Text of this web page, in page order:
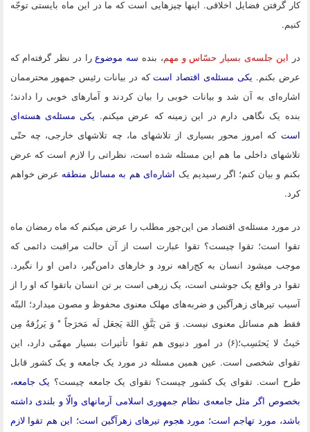
کار گرفتن فضایل اخلاقى. اینها چیزهایى است که ما در این ماه بایستى توجّه
کنیم.
در این جلسه‌ى بسیار حسّاس و مهم، بنده سه موضوعرا در نظر گرفته‌ام که
عرض بکنم. یکى مسئله‌ى اقتصاد استکه در بیانات رئیس جمهور محترممان
اشاره‌اى به آن شد و بیانات خوبى را بیان کردند و آمارهاى خوبى را دادند؛
بنده یک نگاهى دارم در این زمینه که عرض میکنم. یکى مسئله‌ى هسته‌اى
است که امروز محور بسیارى از تلاشهاى ما، چه تلاشهاى خارجى، چه حتّى
تلاشهاى داخلى ما هم این مسئله شده است، نظراتى را لازم است که عرض
بکنم و بیان کنم؛ اگر رسیدیم یک اشاره‌اى هم به مسائل منطقه عرض خواهم
کرد.
در مورد مسئله‌ى اقتصاد من این‌جور مطلب را عرض میکنم که ماه رمضان ماه
تقوا است؛ تقوا چیست؟ تقوا عبارت است از آن حالت مراقبت دائمى که
موجب میشود انسان به کج‌راهه نرود و خارهاى دامن‌گیر، دامن او را نگیرد.
تقوا در واقع یک جوشنى است، یک زرهى است بر تن انسان باتقوا که او را از
آسیب تیرهاى زهرآگین و ضربه‌هاى مهلک معنوى محفوظ و مصون میدارد؛ البتّه
فقط هم مسائل معنوى نیست. وَ مَن یَتَّقِ اللهَ یَجعَل لَه مَخرَجاً * وَ یَرزُقهُ مِن
حَیثُ لا یَحتَسِب؛(۶) در امور دنیوى هم تقوا تأثیرات بسیار مهمّى دارد، این
تقواى شخصى است. عین همین مسئله در مورد یک جامعه و یک کشور قابل
طرح است. تقواى یک کشور چیست؟ تقواى یک جامعه چیست؟ یک جامعه،
بخصوص اگر مثل جامعه‌ى نظام جمهورى اسلامى آرمانهاى والّا و بلندى داشته
باشد، مورد تهاجم است؛ مورد هجوم تیرهاى زهرآگین است؛ این هم تقوا لازم